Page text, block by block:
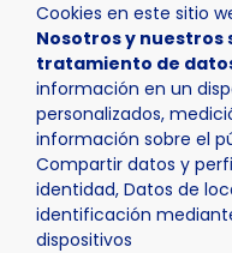
Cookies en este sitio
Nosotros y nuestros
tratamiento de
información en un
personalizados,
información sobre el
Compartir datos y
identidad, Datos de
identificación
dispositivos